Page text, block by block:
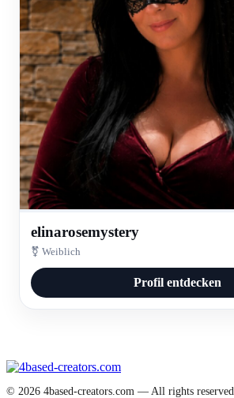
elinarosemystery
⚧ Weiblich
Profil entdecken
© 2026 4based-creators.com — All rights reserved.